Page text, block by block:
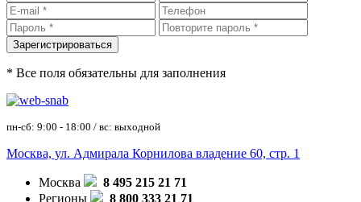
* Все поля обязательны для заполнения
пн-сб: 9:00 - 18:00 / вс: выходной
Москва, ул. Адмирала Корнилова владение 60, стр. 1
Москва
8 495 215 21 71
Регионы
8 800 333 21 71